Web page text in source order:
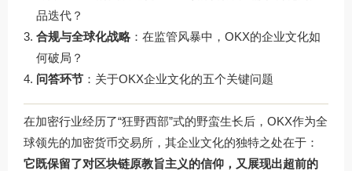
品迭代？
合规与全球化战略 ：在监管风暴中，OKX的企业文化如
何破局？
问答环节 ：关于OKX企业文化的五个关键问题
在加密行业经历了“狂野西部”式的野蛮生长后，OKX作为全
球领先的加密货币交易所，其企业文化的独特之处在于：
它既保留了对区块链原教旨主义的信仰，又展现出超前的